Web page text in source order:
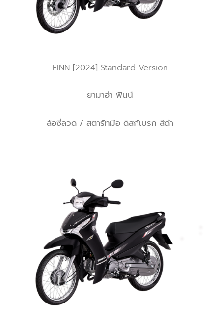
FINN [2024] Standard Version
ยามาฮ่า ฟินน์
ล้อซี่ลวด / สตาร์ทมือ ดิสก์เบรก สีดำ